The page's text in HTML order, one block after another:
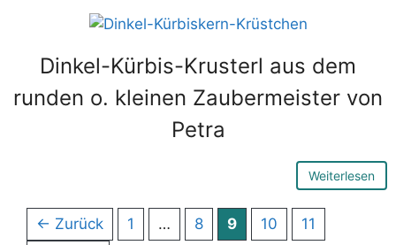
Dinkel-Kürbis-Krusterl aus dem
runden o. kleinen Zaubermeister von
Petra
Weiterlesen
← Zurück Seite
1 … Seite
8 Seite
9 Seite
10 Seite
11